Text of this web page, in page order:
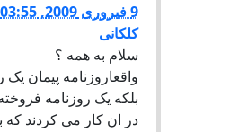
9 فبروری 2009, 03:55
کلکانی
سلام به همه ؟
واقعاروزنامه پیمان یک
بلکه یک روزنامه
در ان کار می کردند که